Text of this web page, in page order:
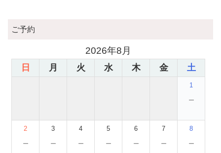
ご予約
2026年8月
日 月 火 水 木 金 土
1
－
2
－
3
－
4
－
5
－
6
－
7
－
8
－